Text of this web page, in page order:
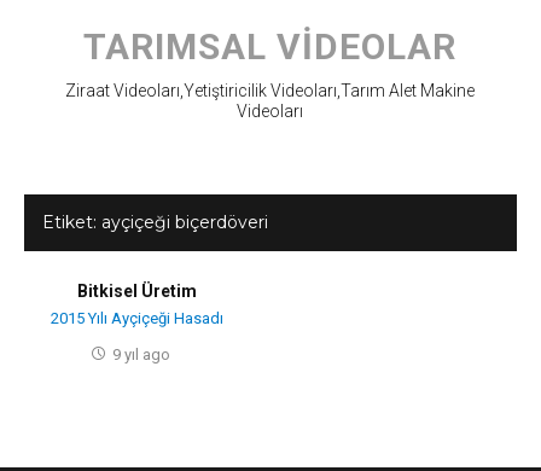
content
TARIMSAL VIDEOLAR
Ziraat Videoları,Yetiştiricilik Videoları,Tarım Alet Makine
Videoları
Etiket: ayçiçeği biçerdöveri
Bitkisel Üretim
2015 Yılı Ayçiçeği Hasadı
9 yıl ago